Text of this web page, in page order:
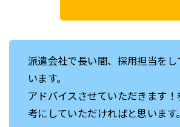
派遣会社で長い間、採用担当をし
います。
アドバイスさせていただきます！
考にしていただければと思います。